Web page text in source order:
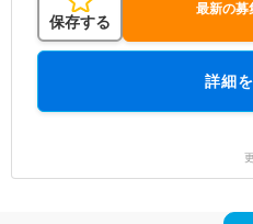
保存する
最新の募
詳細